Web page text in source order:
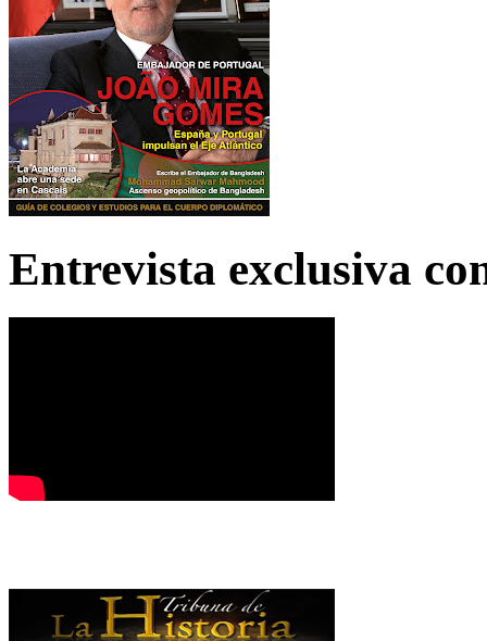
Entrevista exclusiva